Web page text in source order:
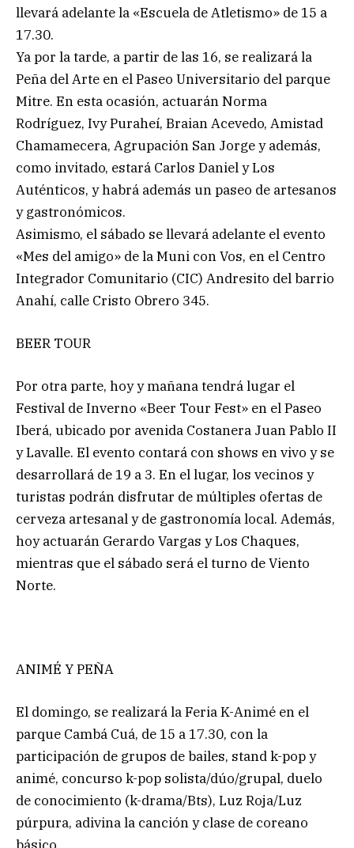
llevará adelante la «Escuela de Atletismo» de 15 a
17.30.
Ya por la tarde, a partir de las 16, se realizará la
Peña del Arte en el Paseo Universitario del parque
Mitre. En esta ocasión, actuarán Norma
Rodríguez, Ivy Puraheí, Braian Acevedo, Amistad
Chamamecera, Agrupación San Jorge y además,
como invitado, estará Carlos Daniel y Los
Auténticos, y habrá además un paseo de artesanos
y gastronómicos.
Asimismo, el sábado se llevará adelante el evento
«Mes del amigo» de la Muni con Vos, en el Centro
Integrador Comunitario (CIC) Andresito del barrio
Anahí, calle Cristo Obrero 345.
BEER TOUR
Por otra parte, hoy y mañana tendrá lugar el
Festival de Inverno «Beer Tour Fest» en el Paseo
Iberá, ubicado por avenida Costanera Juan Pablo II
y Lavalle. El evento contará con shows en vivo y se
desarrollará de 19 a 3. En el lugar, los vecinos y
turistas podrán disfrutar de múltiples ofertas de
cerveza artesanal y de gastronomía local. Además,
hoy actuarán Gerardo Vargas y Los Chaques,
mientras que el sábado será el turno de Viento
Norte.
ANIMÉ Y PEÑA
El domingo, se realizará la Feria K-Animé en el
parque Cambá Cuá, de 15 a 17.30, con la
participación de grupos de bailes, stand k-pop y
animé, concurso k-pop solista/dúo/grupal, duelo
de conocimiento (k-drama/Bts), Luz Roja/Luz
púrpura, adivina la canción y clase de coreano